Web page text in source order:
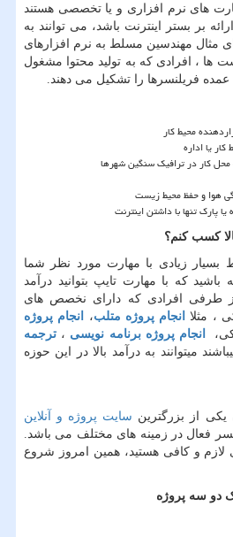
های نرم افزاری و یا تخصصی هستند
بر بستر اینترنت باشد، می توانند به
مثال مهندسین مسلط به نرم افزارهای
ها ، افرادی که به تولید محتوا مشغول
فریلنسرها را تشکیل می دهند.
محیط کار
یا اداره
کار در ترافیک سنگین شهرها
هوا و حفظ محیط زیست
یا پارک تنها با داشتن اینترنت
کسب کنم؟
بسیار زیادی با مهارت مورد نظر شما
باشید که با مهارت تایپ بتوانید درآمد
طرفی افرادی که دارای نخصص های
، مثلا انجام پروژه متلب،
انجام پروژه
انجام پروژه برنامه نویسی ، ترجمه
میتوانند به درآمد بالا در این حوزه
از بزرگترین سایت پروژه و آنلاین
فعال در زمینه های مختلف می باشد.
لازم و کافی هستید، همین امروز شروع
دو سه پروژه